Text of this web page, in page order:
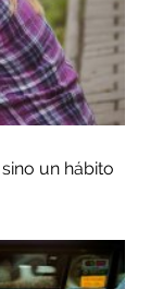
un hábito